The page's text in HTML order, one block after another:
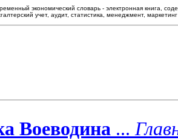
экономический словарь - электронная книга,
учет, аудит, статистика, менеджмент, маркетинг
Воеводина ...